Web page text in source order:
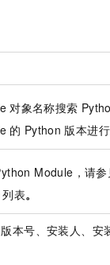
对象名称搜索
的 Python 版本进行
Module，请参
列表。
本号、安装人、安